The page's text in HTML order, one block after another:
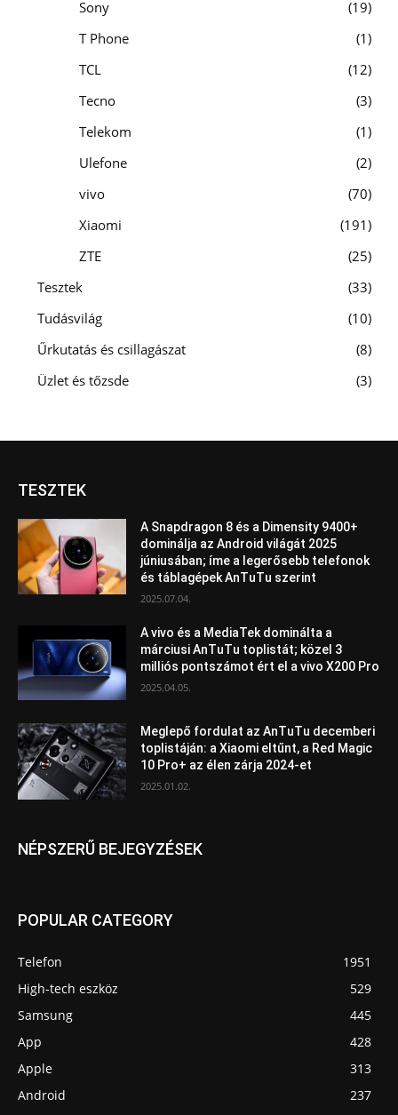
Sony
19
T Phone
1
TCL
12
Tecno
3
Telekom
1
Ulefone
2
vivo
70
Xiaomi
191
ZTE
25
Tesztek
33
Tudásvilág
10
Űrkutatás és csillagászat
8
Üzlet és tőzsde
3
TESZTEK
A Snapdragon 8 és a Dimensity 9400+
dominálja az Android világát 2025
júniusában; íme a legerősebb telefonok
és táblagépek AnTuTu szerint
2025.07.04.
A vivo és a MediaTek dominálta a
márciusi AnTuTu toplistát; közel 3
milliós pontszámot ért el a vivo X200 Pro
2025.04.05.
Meglepő fordulat az AnTuTu decemberi
toplistáján: a Xiaomi eltűnt, a Red Magic
10 Pro+ az élen zárja 2024-et
2025.01.02.
NÉPSZERŰ BEJEGYZÉSEK
POPULAR CATEGORY
Telefon
1951
High-tech eszköz
529
Samsung
445
App
428
Apple
313
Android
237